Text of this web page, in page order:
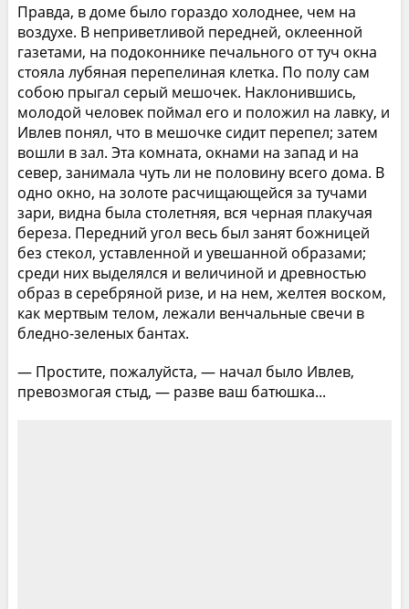
Правда, в доме было гораздо холоднее, чем на
воздухе. В неприветливой передней, оклеенной
газетами, на подоконнике печального от туч окна
стояла лубяная перепелиная клетка. По полу сам
собою прыгал серый мешочек. Наклонившись,
молодой человек поймал его и положил на лавку, и
Ивлев понял, что в мешочке сидит перепел; затем
вошли в зал. Эта комната, окнами на запад и на
север, занимала чуть ли не половину всего дома. В
одно окно, на золоте расчищающейся за тучами
зари, видна была столетняя, вся черная плакучая
береза. Передний угол весь был занят божницей
без стекол, уставленной и увешанной образами;
среди них выделялся и величиной и древностью
образ в серебряной ризе, и на нем, желтея воском,
как мертвым телом, лежали венчальные свечи в
бледно-зеленых бантах.
— Простите, пожалуйста, — начал было Ивлев,
превозмогая стыд, — разве ваш батюшка...